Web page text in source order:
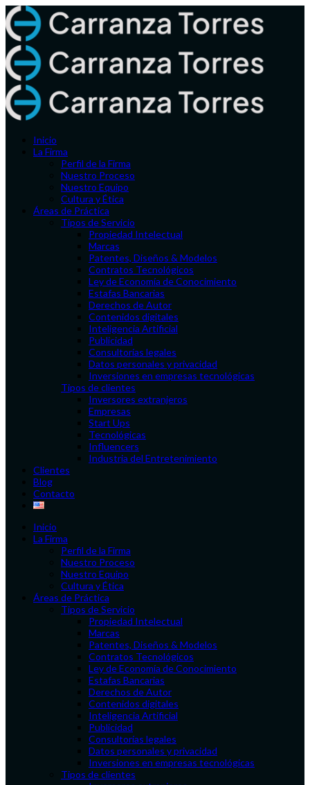
Inicio
La Firma
Perfil de la Firma
Nuestro Proceso
Nuestro Equipo
Cultura y Ética
Áreas de Práctica
Tipos de Servicio
Propiedad Intelectual
Marcas
Patentes, Diseños & Modelos
Contratos Tecnológicos
Ley de Economía de Conocimiento
Estafas Bancarias
Derechos de Autor
Contenidos digitales
Inteligencia Artificial
Publicidad
Consultorías legales
Datos personales y privacidad
Inversiones en empresas tecnológicas
Tipos de clientes
Inversores extranjeros
Empresas
Start Ups
Tecnológicas
Influencers
Industria del Entretenimiento
Clientes
Blog
Contacto
Inicio
La Firma
Perfil de la Firma
Nuestro Proceso
Nuestro Equipo
Cultura y Ética
Áreas de Práctica
Tipos de Servicio
Propiedad Intelectual
Marcas
Patentes, Diseños & Modelos
Contratos Tecnológicos
Ley de Economía de Conocimiento
Estafas Bancarias
Derechos de Autor
Contenidos digitales
Inteligencia Artificial
Publicidad
Consultorías legales
Datos personales y privacidad
Inversiones en empresas tecnológicas
Tipos de clientes